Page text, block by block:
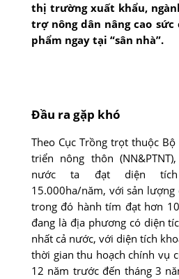
thị trường xuất khẩu,
trợ nông dân nâng cao sức
phẩm ngay tại “sân nhà”.
Đầu ra gặp khó
Theo Cục Trồng trọt thuộc
triển nông thôn
nước ta đạt diện tích
15.000ha/năm, với sản
trong đó hành tím đạt hơn
đang là địa phương có diện
nhất cả nước, với diện tích
thời gian thu hoạch chính vụ
12 năm trước đến tháng 3